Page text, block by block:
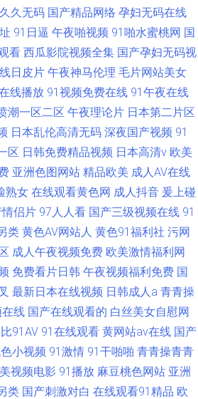
久久无码 国产精品网络 孕妇无码在线
91日逼 午夜啪视频 91啪水蜜桃网 国
看 西瓜影院视频全集 国产孕妇无码视
日皮片 午夜神马伦理 毛片网站美女
线播放 91视频免费在线 91午夜在线
潮一区二区 午夜理论片 日本第二片区
日本乱伦高清无码 深夜国产视频 91
区 日韩免费精品视频 日本高清v 欧美
亚洲色图网站 精品欧美 成人AV在线
熟女 在线观看黄色网 成人抖音 爰上碰
情侣片 97人人看 国产三级视频在线 91
类 黄色AV网站人 黄色91福利社 污网
成人午夜视频免费 欧美激情福利网
免费看片日韩 午夜视频福利免费 国
最新日本在线视频 日韩成人a 青青操
线 国产在线观看的 白丝美女自慰网
91AV 91在线观看 黄网站av在线 国产
小视频 91激情 91干啪啪 青青操青青
视频电影 91播放 麻豆桃色网站 亚洲
类 国产刺激对白 在线观看91精品 欧